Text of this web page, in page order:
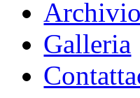
Galleria